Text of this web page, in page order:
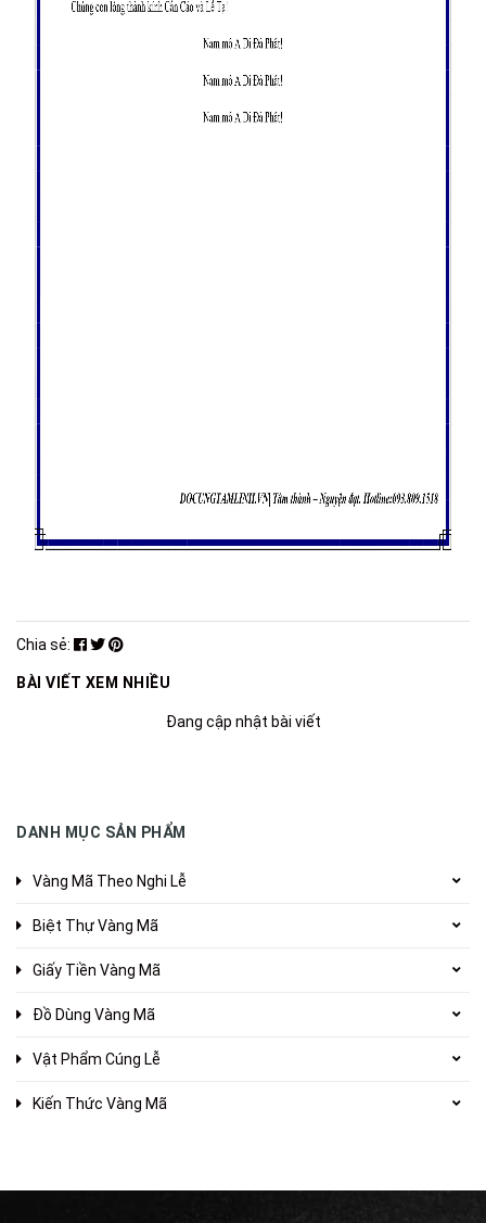
Chia sẻ:
BÀI VIẾT XEM NHIỀU
Đang cập nhật bài viết
DANH MỤC SẢN PHẨM
Vàng Mã Theo Nghi Lễ
Biệt Thự Vàng Mã
Giấy Tiền Vàng Mã
Đồ Dùng Vàng Mã
Vật Phẩm Cúng Lễ
Kiến Thức Vàng Mã